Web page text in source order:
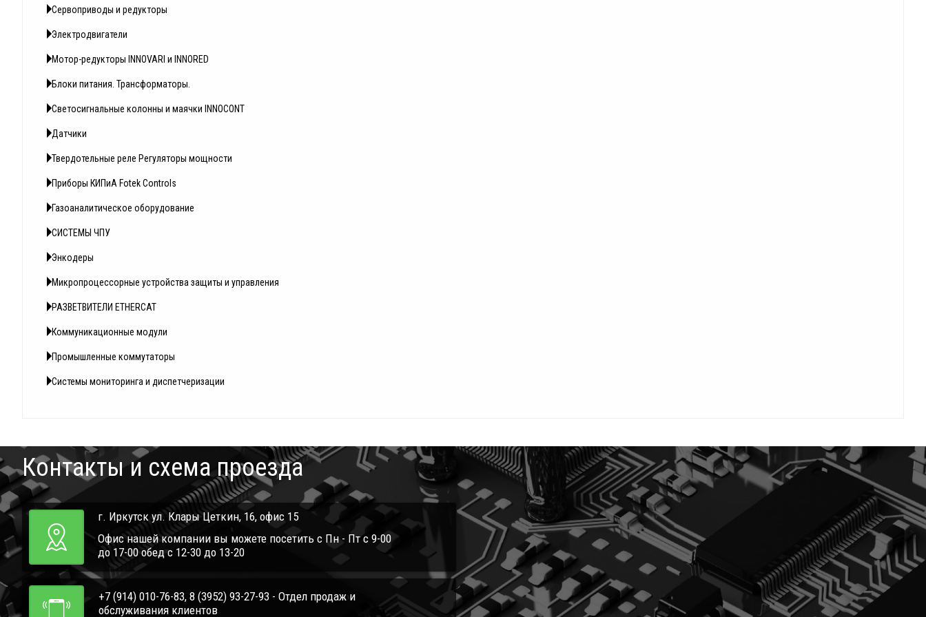
Сервоприводы и редукторы
Электродвигатели
Мотор-редукторы INNOVARI и INNORED
Блоки питания. Трансформаторы.
Светосигнальные колонны и маячки INNOCONT
Датчики
Твердотельные реле Регуляторы мощности
Приборы КИПиА Fotek Controls
Газоаналитическое оборудование
СИСТЕМЫ ЧПУ
Энкодеры
Микропроцессорные устройства защиты и управления
РАЗВЕТВИТЕЛИ ETHERCAT
Коммуникационные модули
Промышленные коммутаторы
Системы мониторинга и диспетчеризации
Контакты и схема проезда
г. Иркутск ул. Клары Цеткин, 16, офис 15
Офис нашей компании вы можете посетить с Пн - Пт с 9-00
до 17-00 обед с 12-30 до 13-20
+7 (914) 010-76-83, 8 (3952) 93-27-93 - Отдел продаж и
обслуживания клиентов